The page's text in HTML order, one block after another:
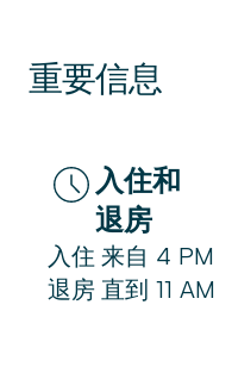
當地 Sweett 代表
供酒店的所有服務
重要信息
入住和
退房
入住 来自 4 PM
退房 直到 11 AM